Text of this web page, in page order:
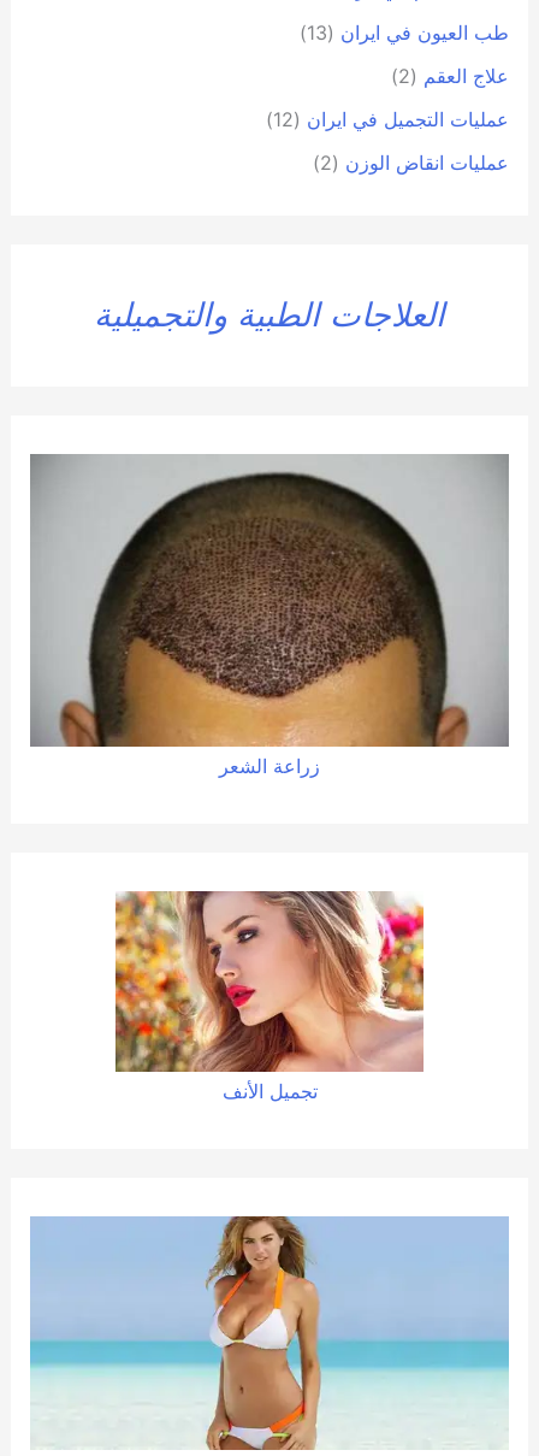
طب العيون في ايران (13)
علاج العقم (2)
عمليات التجميل في ايران (12)
عمليات انقاض الوزن (2)
العلاجات الطبية والتجميلية
زراعة الشعر
تجميل الأنف